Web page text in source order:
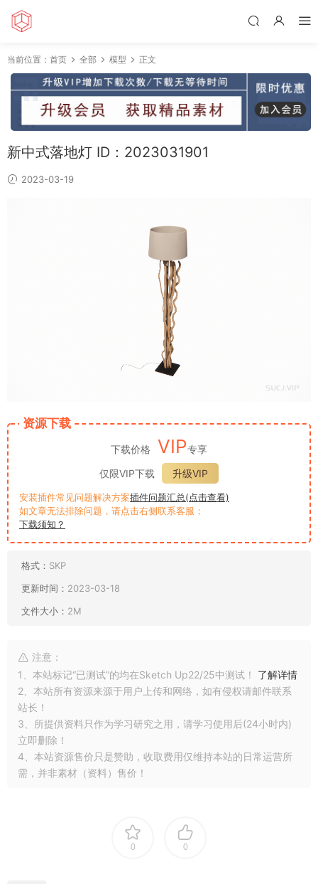
当前位置： 首页 全部 模型 正文
新中式落地灯 ID：2023031901
2023-03-19
资源下载
下载价格 VIP专享
仅限VIP下载
升级VIP
安装插件常见问题解决方案插件问题汇总(点击查看)
如文章无法排除问题，请点击右侧联系客服；
下载须知？
格式： SKP
更新时间： 2023-03-18
文件大小： 2M
注意：
1、本站标记“已测试”的均在Sketch Up22/25中测试！ 了解详情
2、本站所有资源来源于用户上传和网络，如有侵权请邮件联系
站长！
3、所提供资料只作为学习研究之用，请学习使用后(24小时内)
立即删除！
4、本站资源售价只是赞助，收取费用仅维持本站的日常运营所
需，并非素材（资料）售价！
0 0